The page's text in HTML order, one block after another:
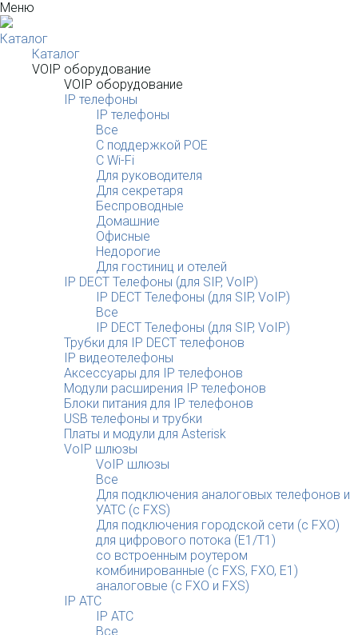
Меню
Каталог
Каталог
VOIP оборудование
VOIP оборудование
IP телефоны
IP телефоны
Все
С поддержкой POE
C Wi-Fi
Для руководителя
Для секретаря
Беспроводные
Домашние
Офисные
Недорогие
Для гостиниц и отелей
IP DECT Телефоны (для SIP, VoIP)
IP DECT Телефоны (для SIP, VoIP)
Все
IP DECT Телефоны (для SIP, VoIP)
Трубки для IP DECT телефонов
IP видеотелефоны
Аксессуары для IP телефонов
Модули расширения IP телефонов
Блоки питания для IP телефонов
USB телефоны и трубки
Платы и модули для Asterisk
VoIP шлюзы
VoIP шлюзы
Все
Для подключения аналоговых телефонов и
УАТС (с FXS)
Для подключения городской сети (с FXO)
для цифрового потока (E1/T1)
со встроенным роутером
комбинированные (c FXS, FXO, E1)
аналоговые (с FXO и FXS)
IP АТС
IP АТС
Все